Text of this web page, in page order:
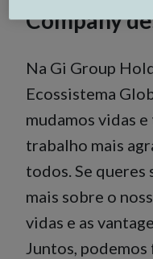
Company
Na Gi Group
Ecossistema
mudamos vidas
trabalho mais
todos. Se queres
mais sobre o
vidas e as
Juntos,